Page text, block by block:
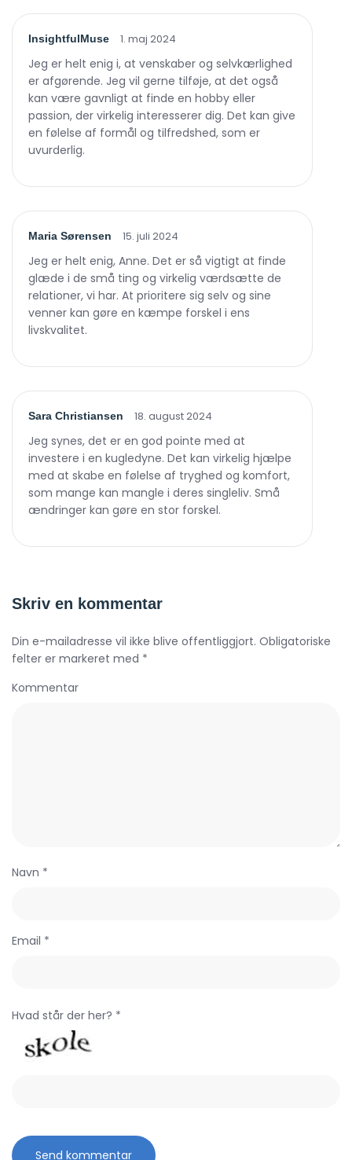
InsightfulMuse 1. maj 2024
Jeg er helt enig i, at venskaber og selvkærlighed
er afgørende. Jeg vil gerne tilføje, at det også
kan være gavnligt at finde en hobby eller
passion, der virkelig interesserer dig. Det kan give
en følelse af formål og tilfredshed, som er
uvurderlig.
Maria Sørensen 15. juli 2024
Jeg er helt enig, Anne. Det er så vigtigt at finde
glæde i de små ting og virkelig værdsætte de
relationer, vi har. At prioritere sig selv og sine
venner kan gøre en kæmpe forskel i ens
livskvalitet.
Sara Christiansen 18. august 2024
Jeg synes, det er en god pointe med at
investere i en kugledyne. Det kan virkelig hjælpe
med at skabe en følelse af tryghed og komfort,
som mange kan mangle i deres singleliv. Små
ændringer kan gøre en stor forskel.
Skriv en kommentar
Din e-mailadresse vil ikke blive offentliggjort. Obligatoriske
felter er markeret med *
Kommentar
Navn *
Email *
Hvad står der her? *